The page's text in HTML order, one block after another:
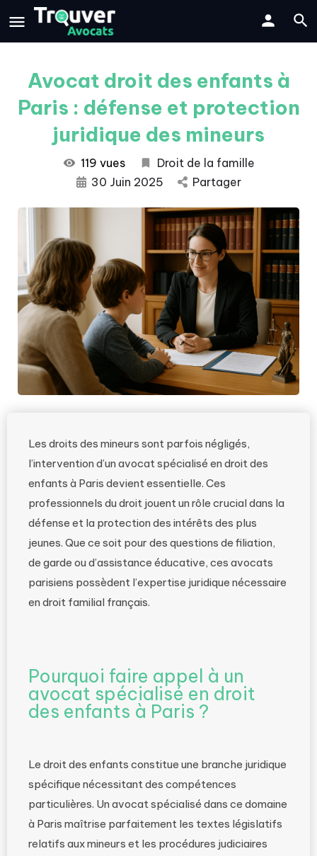
Avocat droit des enfants à
Paris : défense et protection
juridique des mineurs
119 vues
Droit de la famille
30 Juin 2025
Partager
Les droits des mineurs sont parfois négligés,
l’intervention d’un avocat spécialisé en droit des
enfants à Paris devient essentielle. Ces
professionnels du droit jouent un rôle crucial dans la
défense et la protection des intérêts des plus
jeunes. Que ce soit pour des questions de filiation,
de garde ou d’assistance éducative, ces avocats
parisiens possèdent l’expertise juridique nécessaire
en droit familial français.
Pourquoi faire appel à un
avocat spécialisé en droit
des enfants à Paris ?
Le droit des enfants constitue une branche juridique
spécifique nécessitant des compétences
particulières. Un avocat spécialisé dans ce domaine
à Paris maîtrise parfaitement les textes législatifs
relatifs aux mineurs et les procédures judiciaires